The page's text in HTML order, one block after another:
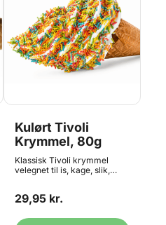
Kulørt Tivoli
Krymmel, 80g
Klassisk Tivoli krymmel
velegnet til is, kage, slik,
kender fra ishuset.
29,95 kr.